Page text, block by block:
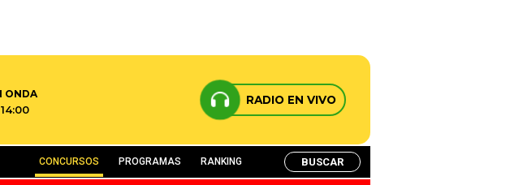
ONDA
RADIO EN VIVO
CONCURSOS PROGRAMAS RANKING BUSCAR